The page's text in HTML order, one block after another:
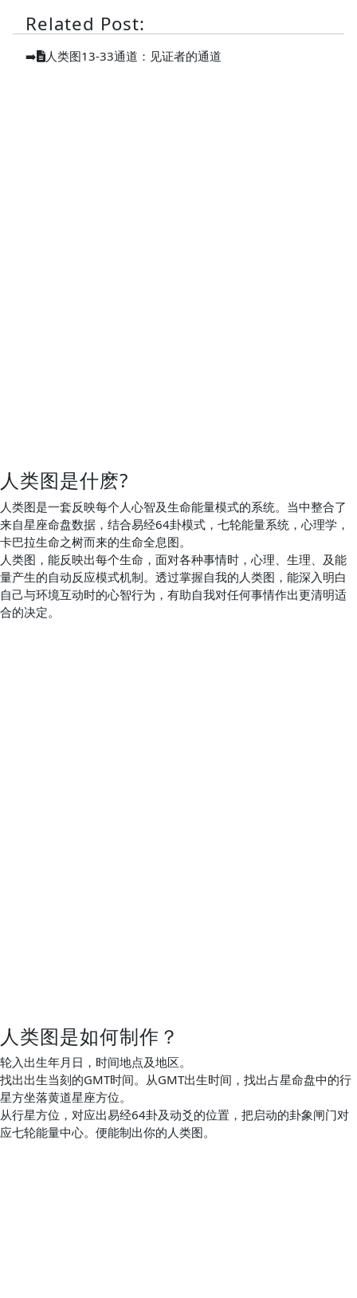
Related Post:
➡️ 人类图13-33通道：见证者的通道
人类图是什麽?
人类图是一套反映每个人心智及生命能量模式的系统。当中整合了
来自星座命盘数据，结合易经64卦模式，七轮能量系统，心理学，
卡巴拉生命之树而来的生命全息图。
人类图，能反映出每个生命，面对各种事情时，心理、生理、及能
量产生的自动反应模式机制。透过掌握自我的人类图，能深入明白
自己与环境互动时的心智行为，有助自我对任何事情作出更清明适
合的决定。
人类图是如何制作？
轮入出生年月日，时间地点及地区。
找出出生当刻的GMT时间。从GMT出生时间，找出占星命盘中的行
星方坐落黄道星座方位。
从行星方位，对应出易经64卦及动爻的位置，把启动的卦象闸门对
应七轮能量中心。便能制出你的人类图。